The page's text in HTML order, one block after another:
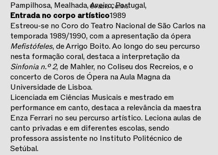
©Fábio Cunha
Pampilhosa, Mealhada, Aveiro, Portugal,
Entrada no corpo artístico1989
Estreou-se no Coro do Teatro Nacional de São Carlos na
temporada 1989/1990, com a apresentação da ópera
Mefistófeles, de Arrigo Boito. Ao longo do seu percurso
nesta formação coral, destaca a interpretação da
Sinfonia n.º 2, de Mahler, no Coliseu dos Recreios, e o
concerto de Coros de Ópera na Aula Magna da
Universidade de Lisboa.
Licenciada em Ciências Musicais e mestrado em
performance em canto, destaca a relevância da maestra
Enza Ferrari no seu percurso artístico. Leciona aulas de
canto privadas e em diferentes escolas, sendo
professora assistente no Instituto Politécnico de
Setúbal.